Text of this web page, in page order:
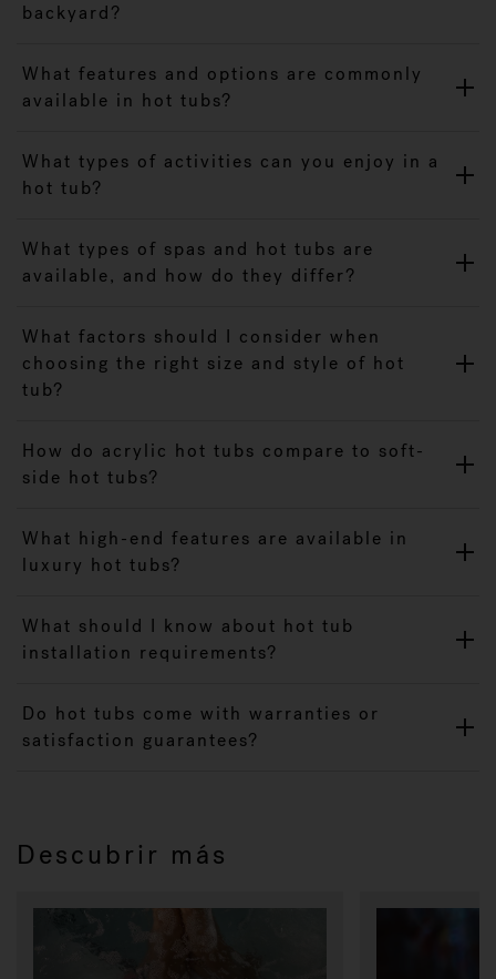
backyard?
What features and options are commonly
available in hot tubs?
What types of activities can you enjoy in a
hot tub?
What types of spas and hot tubs are
available, and how do they differ?
What factors should I consider when
choosing the right size and style of hot
tub?
How do acrylic hot tubs compare to soft-
side hot tubs?
What high-end features are available in
luxury hot tubs?
What should I know about hot tub
installation requirements?
Do hot tubs come with warranties or
satisfaction guarantees?
Descubrir más